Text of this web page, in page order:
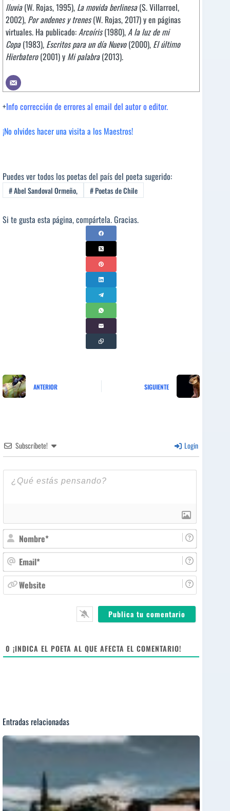
lluvia(W. Rojas, 1995), La movida berlinesa(S. Villarroel,
2002), Por andenes y trenes(W. Rojas, 2017) y en páginas
virtuales. Ha publicado:Arcoíris(1980),A la luz de mi
Copa(1983), Escritos para un día Nuevo(2000), El último
Hierbatero(2001) y Mi palabra(2013).
+Info corrección de errores al email del autor o editor.
¡No olvides hacer una visita a los Maestros!
Puedes ver todos los poetas del país del poeta sugerido:
#Abel Sandoval Ormeño, #Poetas de Chile
Si te gusta esta página, compártela. Gracias.
ANTERIOR SIGUIENTE
Subscríbete! Login
o
m
b
r
m
ie
0 ¡INDICA EL POETA AL QUE AFECTA EL COMENTARIO!
Entradas relacionadas